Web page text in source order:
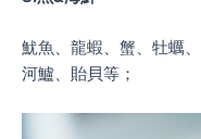
魷魚、龍蝦、蟹、牡蠣
河鱸、貽貝等；